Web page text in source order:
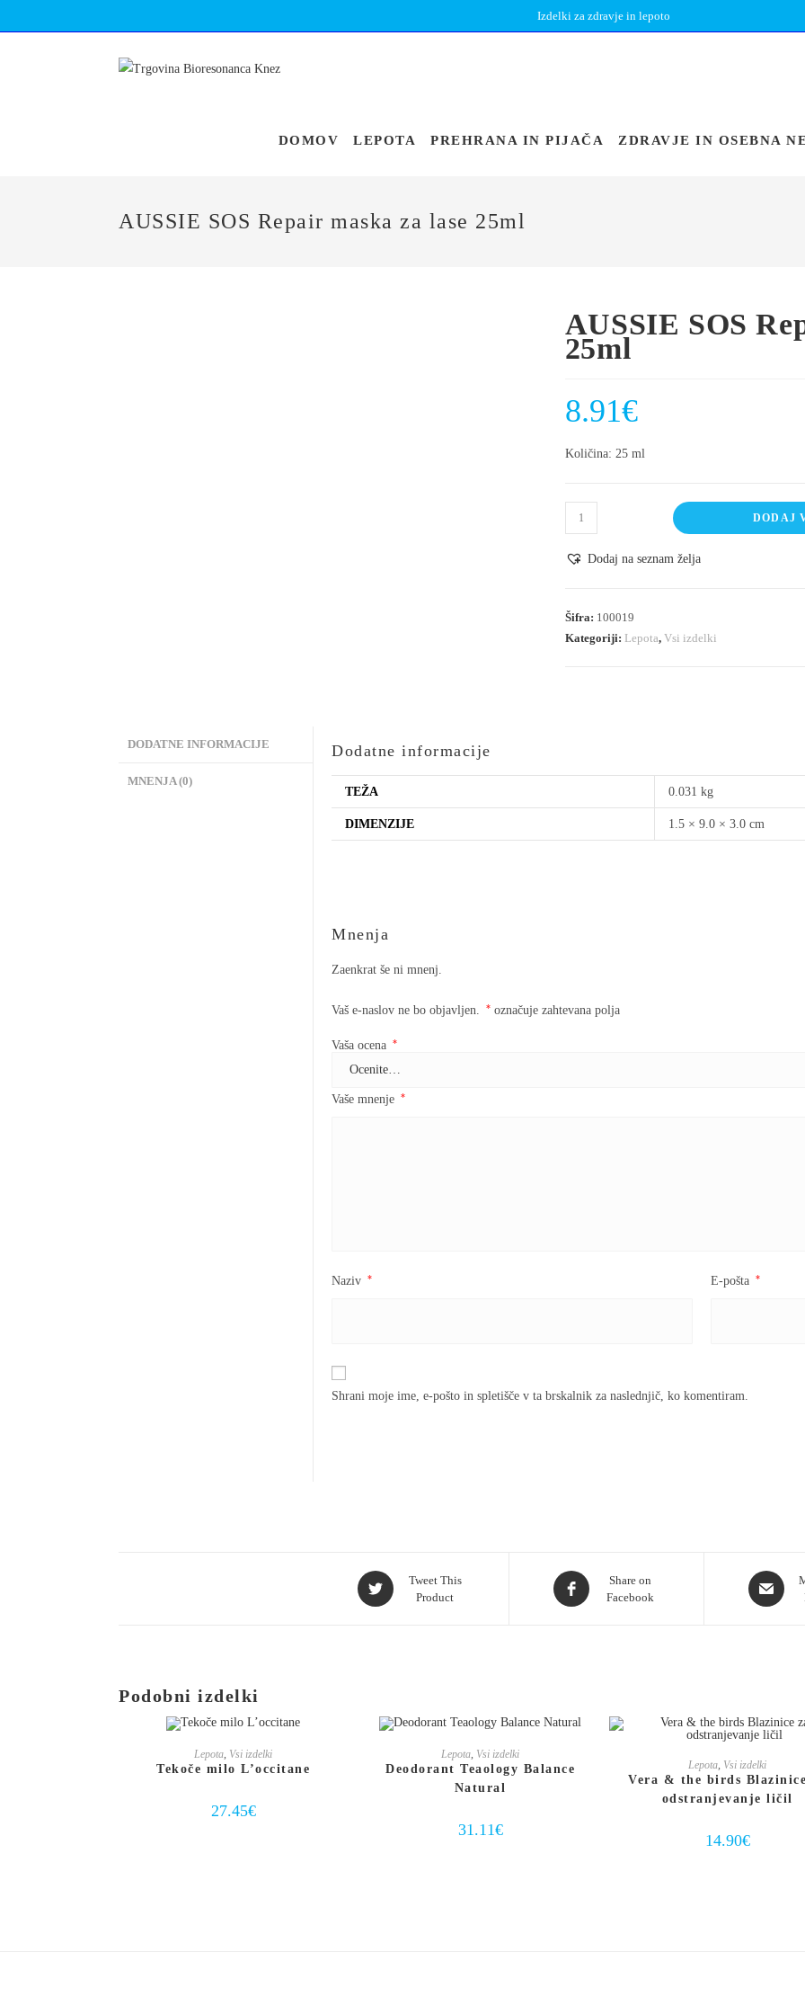
Izdelki za zdravje in lepoto
DOMOV LEPOTA PREHRANA IN PIJAČA ZDRAVJE IN OSEBNA
AUSSIE SOS Repair maska za lase 25ml
AUSSIE SOS
25ml
8.91€
Količina: 25 ml
DODAJ
Dodaj na seznam želja
Šifra: 100019
Kategoriji: Lepota, Vsi izdelki
DODATNE INFORMACIJE
MNENJA (0)
Dodatne informacije
TEŽA 0.031 kg
DIMENZIJE 1.5 × 9.0 × 3.0 cm
Mnenja
Zaenkrat še ni mnenj.
Vaš e-naslov ne bo objavljen. * označuje zahtevana polja
Vaša ocena *
Vaše mnenje *
Naziv * E-pošta *
Shrani moje ime, e-pošto in spletišče v ta brskalnik za naslednjič, ko komentiram.
Tweet This
Product
Share on
Facebook
Podobni izdelki
DODAJ V KOŠARICO
Lepota Vsi izdelki
Tekoče milo L’occitane
27.45€
DODAJ V KOŠARICO
Lepota Vsi izdelki
Deodorant Teaology Balance
Natural
31.11€
DODAJ V KOŠARICO
Lepota Vsi izdelki
Vera & the birds
odstranjevanje ličil
14.90€